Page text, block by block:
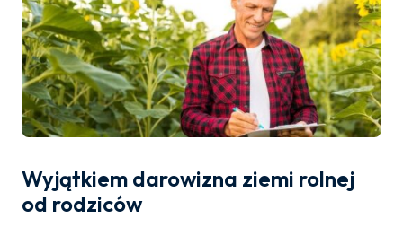
Wyjątkiem darowizna ziemi rolnej
od rodziców